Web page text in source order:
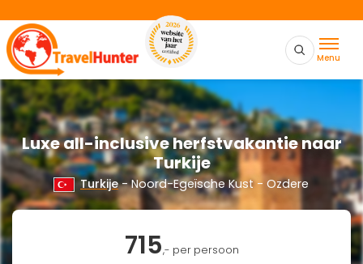
Menu
Luxe all-inclusive herfstvakantie naar
Turkije
Turkije- Noord-Egeïsche Kust - Ozdere
715,- per persoon